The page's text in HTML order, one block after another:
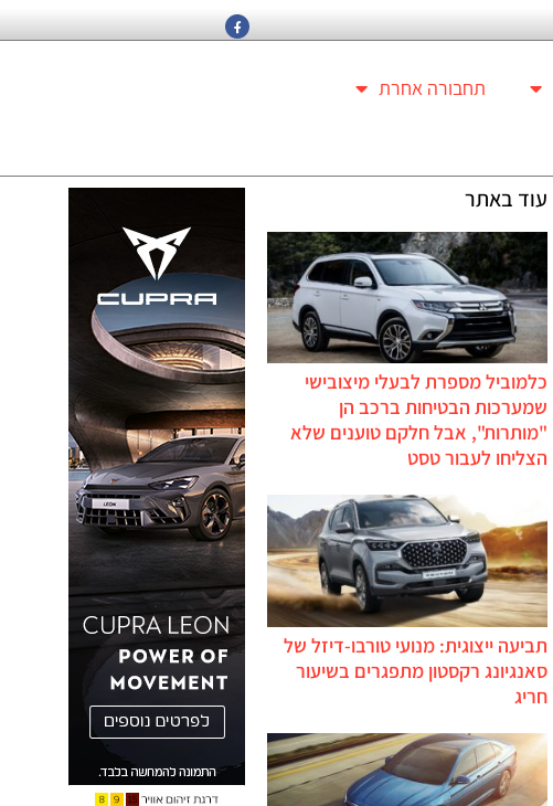
תחבורה אחרת
עוד באתר
כלמוביל מספרת לבעלי מיצובישי
שמערכות הבטיחות ברכב הן
"מותרות", אבל חלקם טוענים שלא
הצליחו לעבור טסט
תביעה ייצוגית: מנועי טורבו-דיזל של
סאנגיונג רקסטון מתפגרים בשיעור
חריג